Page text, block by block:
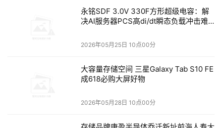
的元数据或深度来支持大型环境。这会导致重大的用户体验
和应用性能盲点，令管理和优化每位用户的体验并与客户建
立良好关系的设想成为泡影。SteelCentral的自动调优和数
据压缩机制，以及新型集群架构有助于解决这一大数据问
题。一台分析服务器现在可以支持数万个的代理，帮助客户
每天监测和管理数十亿次交易。由人工智能驱动的大数据
术来支持丰富的数据业务分析。传统APM工具并不适用于
永铭SDF 3.0V 330F方形超级电容：解
决AI服务器PCS高di/dt瞬态负载冲击难
2026年05月25日 10点00分
大容量存储空间 三星Galaxy Tab S10 FE
成618必购大屏好物
2026年05月28日 10点00分